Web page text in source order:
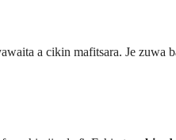
a cikin mafitsara. Je zuwa